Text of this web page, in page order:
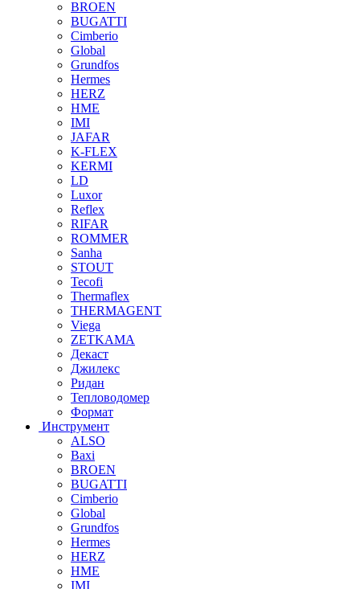
BROEN
BUGATTI
Cimberio
Global
Grundfos
Hermes
HERZ
HME
IMI
JAFAR
K-FLEX
KERMI
LD
Luxor
Reflex
RIFAR
ROMMER
Sanha
STOUT
Tecofi
Thermaflex
THERMAGENT
Viega
ZETKAMA
Декаст
Джилекс
Ридан
Тепловодомер
Формат
Инструмент
ALSO
Baxi
BROEN
BUGATTI
Cimberio
Global
Grundfos
Hermes
HERZ
HME
IMI